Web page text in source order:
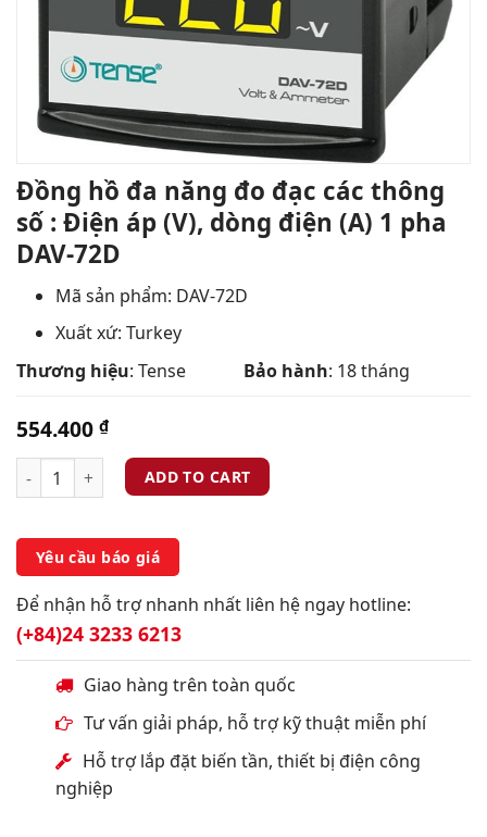
Đồng hồ đa năng đo đạc các thông
số : Điện áp (V), dòng điện (A) 1 pha
DAV-72D
Mã sản phẩm: DAV-72D
Xuất xứ: Turkey
Thương hiệu: Tense Bảo hành: 18 tháng
554.400 ₫
ADD TO CART
Yêu cầu báo giá
Để nhận hỗ trợ nhanh nhất liên hệ ngay hotline:
(+84)24 3233 6213
Giao hàng trên toàn quốc
Tư vấn giải pháp, hỗ trợ kỹ thuật miễn phí
Hỗ trợ lắp đặt biến tần, thiết bị điện công
nghiệp